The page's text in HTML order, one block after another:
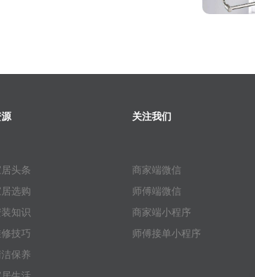
头条
选购
知识
技巧
保养
关注我们
商家端微信
师傅端微信
商家端小程序
师傅接单小程序